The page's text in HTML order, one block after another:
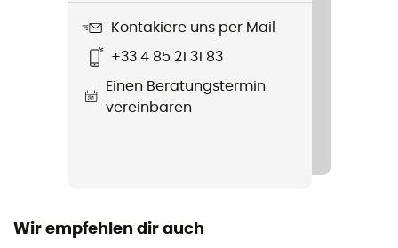
Technologien
Omni-Heat™ Reflective / Omni-Shield™ /
Thermarator™
Kontakiere uns per Mail
+33 4 85 21 31 83
Einen Beratungstermin
vereinbaren
Wir empfehlen dir auch